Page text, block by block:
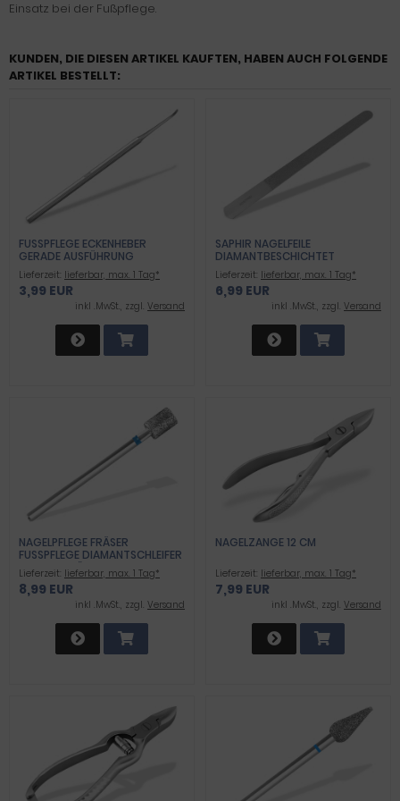
Einsatz bei der Fußpflege.
KUNDEN, DIE DIESEN ARTIKEL KAUFTEN, HABEN AUCH FOLGENDE
ARTIKEL BESTELLT:
FUSSPFLEGE ECKENHEBER G
ERADE AUSFÜHRUNG
Lieferzeit: lieferbar, max. 1 Tag*
3,99 EUR
inkl .MwSt., zzgl. Versand
SAPHIR NAGELFEILE
DIAMANTBESCHICHTET
ROSTFREI 20CM
Lieferzeit: lieferbar, max. 1 Tag*
6,99 EUR
inkl .MwSt., zzgl. Versand
NAGELPFLEGE FRÄSER
FUSSPFLEGE DIAMANTSCHLEIFER M
ITTLERE KÖRNUNG ZYLINDER F
ÜR ARBEITEN AN DEN NÄGELN U
ND HORNHAUT
Lieferzeit: lieferbar, max. 1 Tag*
8,99 EUR
inkl .MwSt., zzgl. Versand
NAGELZANGE 12 CM
Lieferzeit: lieferbar, max. 1 Tag*
7,99 EUR
inkl .MwSt., zzgl. Versand